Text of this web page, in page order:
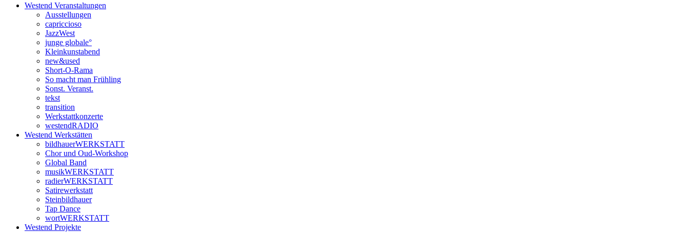
Westend Veranstaltungen
Ausstellungen
capriccioso
JazzWest
junge globale°
Kleinkunstabend
new&used
Short-O-Rama
So macht man Frühling
Sonst. Veranst.
tekst
transition
Werkstattkonzerte
westendRADIO
Westend Werkstätten
bildhauerWERKSTATT
Chor und Oud-Workshop
Global Band
musikWERKSTATT
radierWERKSTATT
Satirewerkstatt
Steinbildhauer
Tap Dance
wortWERKSTATT
Westend Projekte